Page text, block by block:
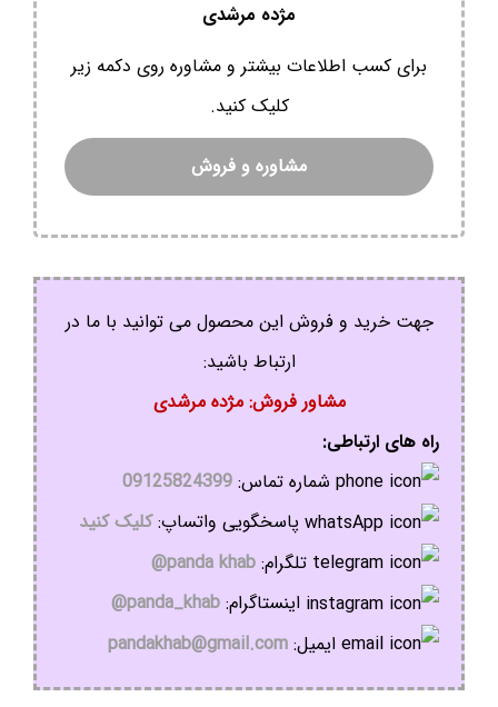
مژده مرشدی
برای کسب اطلاعات بیشتر و مشاوره روی دکمه زیر
کلیک کنید.
مشاوره و فروش
جهت خرید و فروش این محصول می توانید با ما در
ارتباط باشید:
مشاور فروش: مژده مرشدی
راه های ارتباطی:
شماره تماس: 09125824399
پاسخگویی واتساپ:کلیک کنید
تلگرام: panda khab@
اینستاگرام: panda_khab@
ایمیل: pandakhab@gmail.com